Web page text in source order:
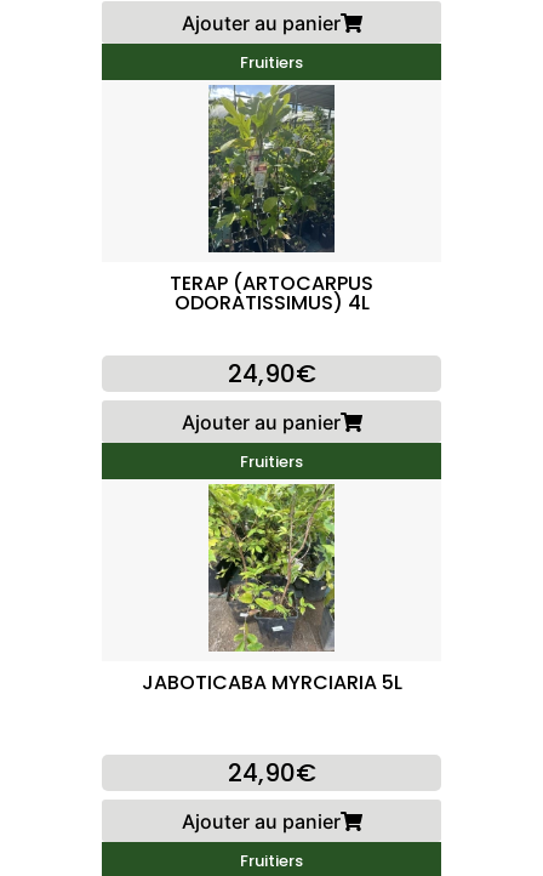
Ajouter au panier
Fruitiers
TERAP (ARTOCARPUS
ODORATISSIMUS) 4L
24,90€
Ajouter au panier
Fruitiers
JABOTICABA MYRCIARIA 5L
24,90€
Ajouter au panier
Fruitiers